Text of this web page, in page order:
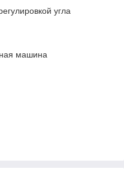
угла
машина